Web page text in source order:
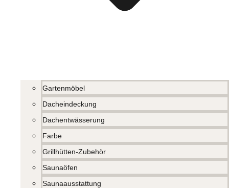
Gartenmöbel
Dacheindeckung
Dachentwässerung
Farbe
Grillhütten-Zubehör
Saunaöfen
Saunaausstattung